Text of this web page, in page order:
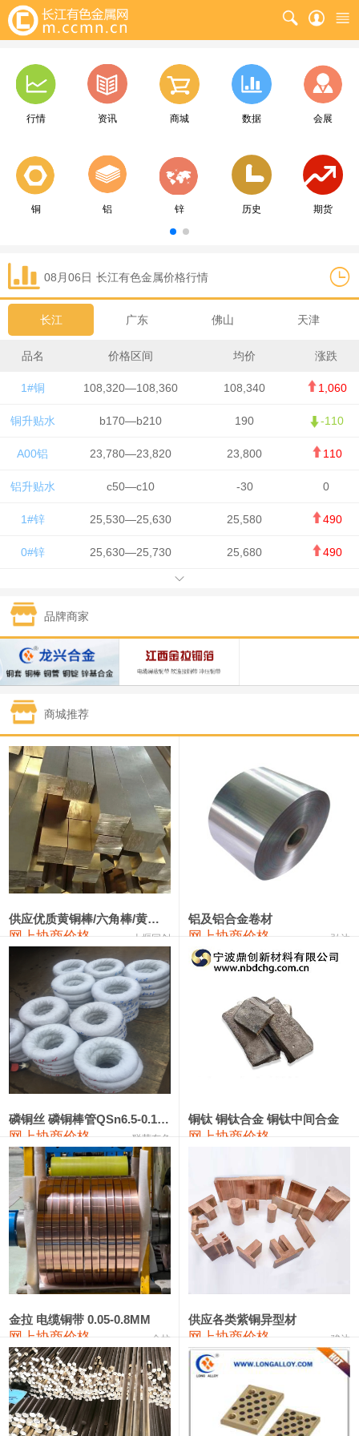
行情 资讯 商城 数据 会展
铜 铝 锌 历史 期货
08月06日 长江有色金属价格行情
长江 广东 佛山 天津
品名 价格区间 均价 涨跌
1#铜 108,320—108,360 108,340 1,060
铜升贴水 b170—b210 190 -110
A00铝 23,780—23,820 23,800 110
铝升贴水 c50—c10 -30 0
1#锌 25,530—25,630 25,580 490
0#锌 25,630—25,730 25,680 490
1#锡 434,750—436,750
1#镍 131,200—132,400
1#白银 15,170—15,180 15,175 615
钯金
1#钴 331,000—351,000
1#锑 88,000—94,000 91,000
2#锑 84,000—90,000 87,000 0
1#镁 17,000—18,000 17,500
1#电解锰(99.7%袋装) 17,900—18,100 18,000
1#电解锰 18,800—19,000 18,900
1#铬 60,000—82,000
2202#硅 14,100—14,300
553#硅 9,200—9,400 9,300
3303#硅 10,300—10,500 10,400
441#硅 9,500—9,700
金属硅553#-331# 10,000 0
漆包线 111,610—115,610 113,610
磷铜合金 110,400—117,200 113,800 1,050
无氧铜丝(硬) 109,350—109,650 109,500
R410A专用紫铜管 113,340—113,340
铸造铝合金锭(A380） 26,200—26,400 26,300 100
铝合金ADC12 24,100—24,300 100
铸造铝合金锭(ZL102) 24,100—24,300 24,200
品牌商家
商城推荐
供应优质黄铜棒/六角棒/黄铜方板
网上协商价格 十堰同创
铝及铝合金卷材
网上协商价格 弘达
磷铜丝 磷铜棒管QSn6.5-0.1 7-0.2 8-0.3
网上协商价格 联荣有色
铜钛 铜钛合金 铜钛中间合金
网上协商价格
金拉 电缆铜带 0.05-0.8MM
网上协商价格 金拉
供应各类紫铜异型材
网上协商价格 骏达